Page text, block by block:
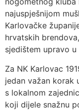
najuspješnijom
Karlovačke
hrvatskih
sjedištem upravo u
Za NK Karlovac
jedan važan korak
s lokalnom
koji dijele snažnu